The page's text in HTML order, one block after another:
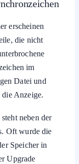
erscheinen
die nicht
im
Datei und
Anzeige.
neben der
Oft wurde die
Speicher in
Upgrade